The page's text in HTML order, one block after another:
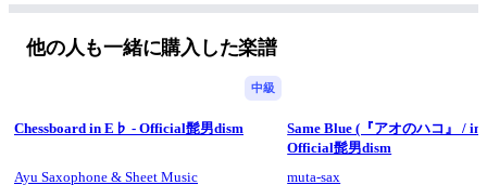
■販売楽譜一覧
他の人も一緒に購入した楽譜
中級
Chessboard in E♭ - Official髭男dism
Ayu Saxophone & Sheet Music
Same Blue (『アオのハコ』 / in
Official髭男dism
muta-sax